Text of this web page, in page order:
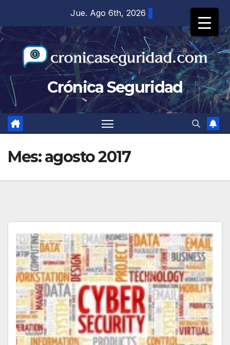
contenido
Jue. Ago 6th, 2026
Crónica Seguridad
Mes:agosto 2017